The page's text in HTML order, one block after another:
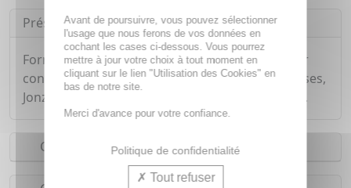
Présentation
Formulée pour réguler l'excès de sébum et pour
contrôler l'hydratation des peaux mixtes à grasses,
Jonzac offre à la peau un effet matifié et naturel.
Conseils d'utilisation
Avant de poursuivre, vous pouvez sélectionner
l'usage que nous ferons de vos données en
cochant les cases ci-dessous. Vous pourrez
mettre à jour votre choix à tout moment en
cliquant sur le lien "Utilisation des Cookies" en
bas de notre site.
Merci d'avance pour votre confiance.
Politique de confidentialité
Tout refuser